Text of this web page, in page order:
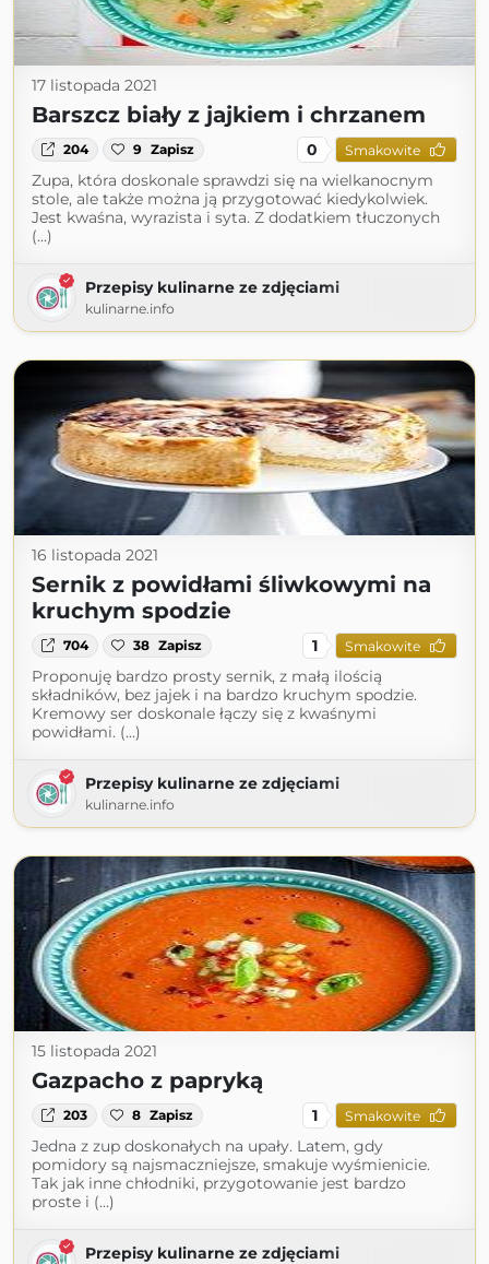
17 listopada 2021
Barszcz biały z jajkiem i chrzanem
204 9 Zapisz 0 Smakowite
Zupa, która doskonale sprawdzi się na wielkanocnym
stole, ale także można ją przygotować kiedykolwiek.
Jest kwaśna, wyrazista i syta. Z dodatkiem tłuczonych
(...)
Przepisy kulinarne ze zdjęciami
kulinarne.info
16 listopada 2021
Sernik z powidłami śliwkowymi na
kruchym spodzie
704 38 Zapisz 1 Smakowite
Proponuję bardzo prosty sernik, z małą ilością
składników, bez jajek i na bardzo kruchym spodzie.
Kremowy ser doskonale łączy się z kwaśnymi
powidłami. (...)
Przepisy kulinarne ze zdjęciami
kulinarne.info
15 listopada 2021
Gazpacho z papryką
203 8 Zapisz 1 Smakowite
Jedna z zup doskonałych na upały. Latem, gdy
pomidory są najsmaczniejsze, smakuje wyśmienicie.
Tak jak inne chłodniki, przygotowanie jest bardzo
proste i (...)
Przepisy kulinarne ze zdjęciami